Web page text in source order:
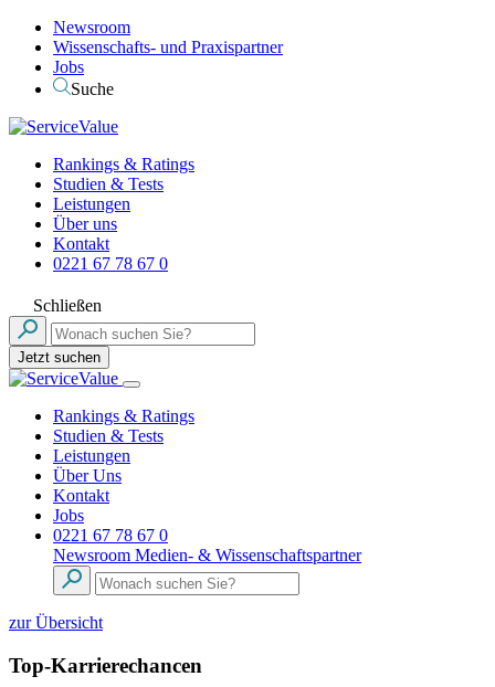
Newsroom
Wissenschafts- und Praxispartner
Jobs
Suche
Rankings & Ratings
Studien & Tests
Leistungen
Über uns
Kontakt
0221 67 78 67 0
Schließen
Jetzt suchen
Rankings & Ratings
Studien & Tests
Leistungen
Über Uns
Kontakt
Jobs
0221 67 78 67 0
Newsroom Medien- & Wissenschaftspartner
zur Übersicht
Top-Karrierechancen